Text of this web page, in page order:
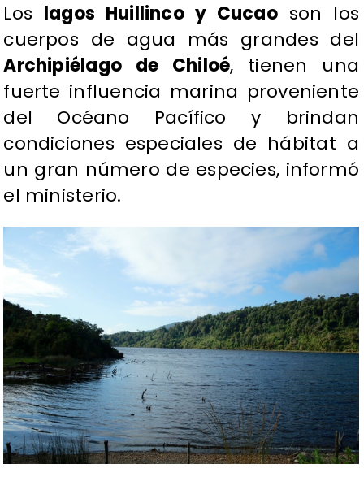
Los lagos Huillinco y Cucaoson los
cuerpos de agua más grandes del
Archipiélago de Chiloé, tienen una
fuerte influencia marina proveniente
del Océano Pacífico y brindan
condiciones especiales de hábitat a
un gran número de especies, informó
el ministerio.